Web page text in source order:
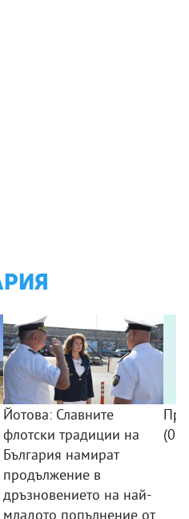
Йотова: Славните
флотски традиции на
България намират
продължение в
дръзновението на най-
младото попълнение от